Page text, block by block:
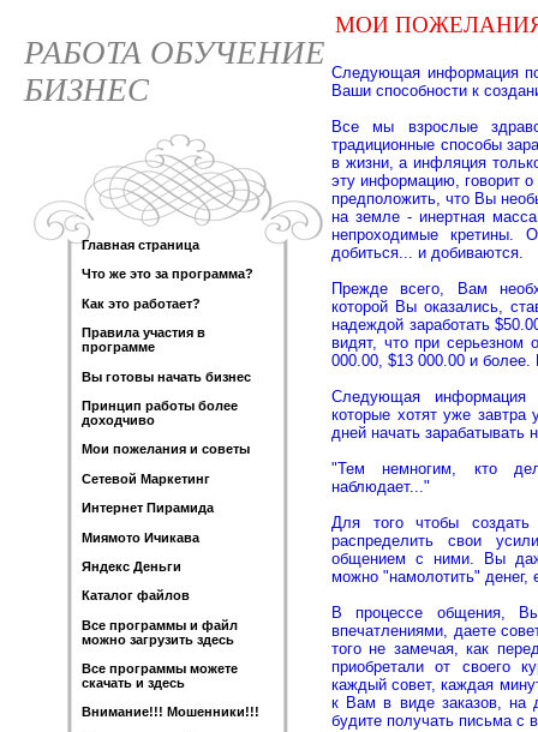
РАБОТА ОБУЧЕНИЕ
БИЗНЕС
Главная страница
Что же это за программа?
Как это работает?
Правила участия в
программе
Вы готовы начать бизнес
Принцип работы более
доходчиво
Мои пожелания и советы
Сетевой Маркетинг
Интернет Пирамида
Миямото Ичикава
Яндекс Деньги
Каталог файлов
Все программы и файл
можно загрузить здесь
Все программы можете
скачать и здесь
Внимание!!! Мошенники!!!
МОИ
Следующая информация
Ваши способности к
Все мы взрослые
традиционные способы
в жизни, а инфляция
эту информацию, говорит
предположить, что Вы
на земле - инертная
непроходимые кретины.
добиться... и добиваются.
Прежде всего, Вам
которой Вы оказались,
надеждой заработать
видят, что при серьезном
000.00, $13 000.00 и
Следующая информация
которые хотят уже завтра
дней начать зарабатывать
"Тем немногим, кто
наблюдает..."
Для того чтобы
распределить свои
общением с ними. Вы
можно "намолотить" денег,
В процессе общения,
впечатлениями, даете
того не замечая, как
приобретали от своего
каждый совет, каждая
к Вам в виде заказов, на
будите получать письма с